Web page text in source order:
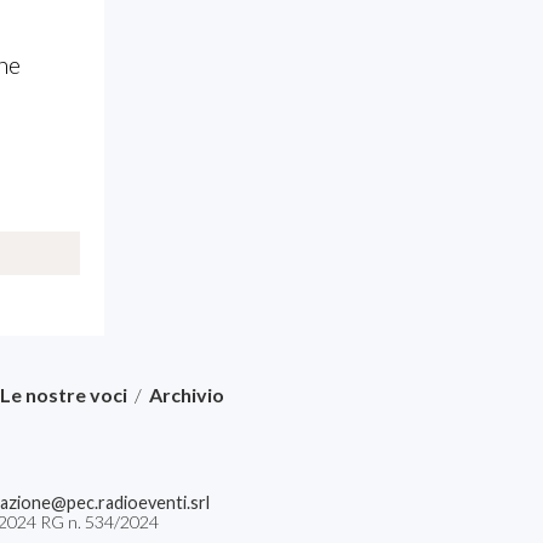
Le nostre voci / Archivio
RG n. 534/2024